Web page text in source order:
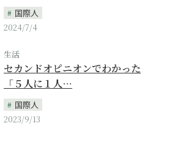
国際人
2024/7/4
生活
セカンドオピニオンでわかった
「５人に１人…
国際人
2023/9/13